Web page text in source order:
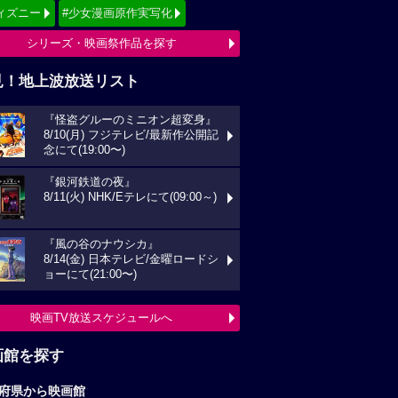
ズニー #少女漫画原作実写化
シリーズ・映画祭作品を探す
地上波放送リスト
『怪盗グルーのミニオン超変身』
8/10(月) フジテレビ/最新作公開記
念にて(19:00〜)
『銀河鉄道の夜』
8/11(火) NHK/Eテレにて(09:00～)
『風の谷のナウシカ』
8/14(金) 日本テレビ/金曜ロードシ
ョーにて(21:00〜)
映画TV放送スケジュールへ
館を探す
県から映画館